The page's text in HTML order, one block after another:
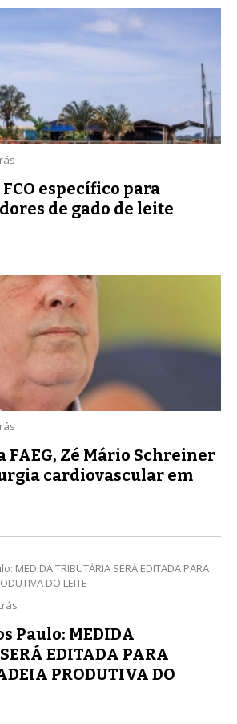
específico para
de gado de leite
FAEG, Zé Mário Schreiner
cardiovascular em
Paulo: MEDIDA
EDITADA PARA
PRODUTIVA DO